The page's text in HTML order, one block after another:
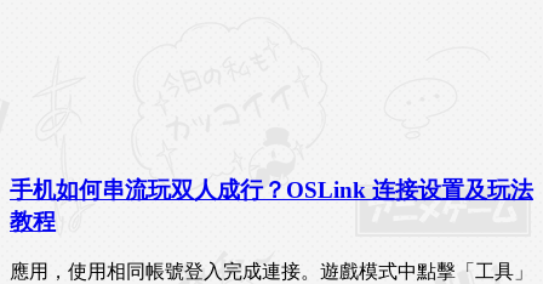
手机如何串流玩双人成行？OSLink 连接设置及玩法
教程
應用，使用相同帳號登入完成連接。遊戲模式中點擊「工具」